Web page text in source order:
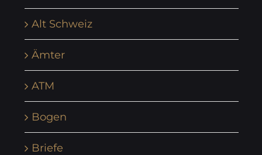
Alt Schweiz
Ämter
ATM
Bogen
Briefe